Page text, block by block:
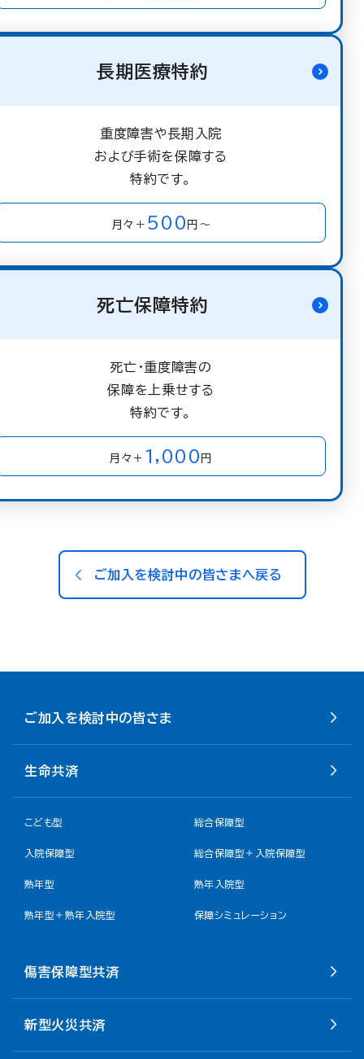
長期医療特約
重度障害や長期入院
および手術を保障する
特約です。
月々＋ 500 円～
死亡保障特約
死亡・重度障害の
保障を上乗せする
特約です。
月々＋ 1,000 円
ご加入を検討中の皆さまへ戻る
ご加入を検討中の皆さま
生命共済
こども型 総合保障型
入院保障型 総合保障型＋入院保障型
熟年型 熟年入院型
熟年型＋熟年入院型 保障シミュレーション
傷害保障型共済
新型火災共済